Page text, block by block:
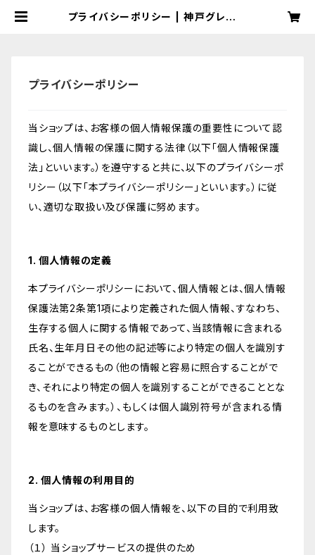
プライバシーポリシー | 神戸グレープ
プライバシーポリシー
当ショップは、お客様の個人情報保護の重要性について認
識し、個人情報の保護に関する法律（以下「個人情報保護
法」といいます。）を遵守すると共に、以下のプライバシーポ
リシー（以下「本プライバシーポリシー」といいます。）に従
い、適切な取扱い及び保護に努めます。
1. 個人情報の定義
本プライバシーポリシーにおいて、個人情報とは、個人情報
保護法第2条第1項により定義された個人情報、すなわち、
生存する個人に関する情報であって、当該情報に含まれる
氏名、生年月日その他の記述等により特定の個人を識別す
ることができるもの（他の情報と容易に照合することがで
き、それにより特定の個人を識別することができることとな
るものを含みます。）、もしくは個人識別符号が含まれる情
報を意味するものとします。
2. 個人情報の利用目的
当ショップは、お客様の個人情報を、以下の目的で利用致
します。
（１） 当ショップサービスの提供のため